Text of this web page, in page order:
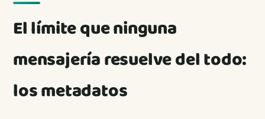
El límite que ninguna
mensajería resuelve del todo:
los metadatos